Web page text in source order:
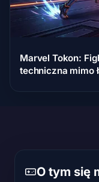
Marvel Tokon:
techniczna mimo
O tym się